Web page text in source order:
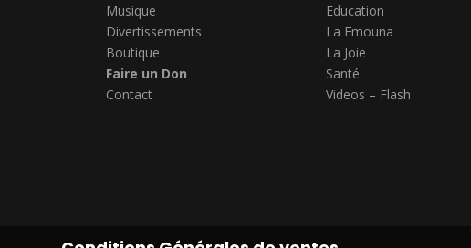
Musique
Divertissements
Boutique
Faire un Don
Contact
Education
La Emouna
La Joie
Santé
Videos – Flash